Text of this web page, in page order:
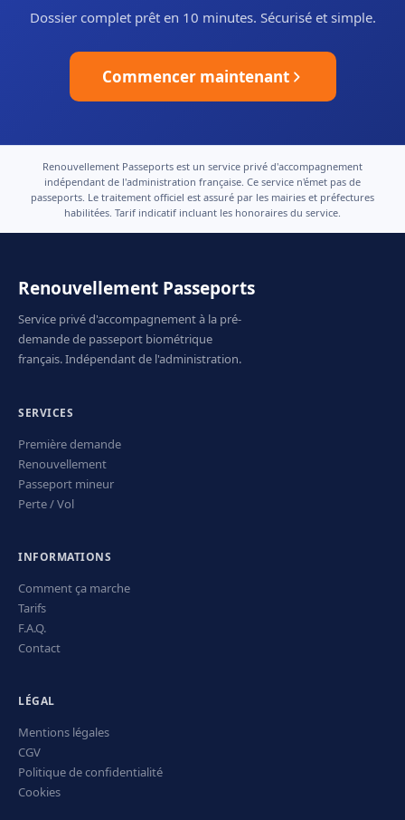
Dossier complet prêt en 10 minutes. Sécurisé et simple.
Commencer maintenant
Renouvellement Passeports est un service privé d'accompagnement
indépendant de l'administration française. Ce service n'émet pas de
passeports. Le traitement officiel est assuré par les mairies et préfectures
habilitées. Tarif indicatif incluant les honoraires du service.
Renouvellement Passeports
Service privé d'accompagnement à la pré-
demande de passeport biométrique
français. Indépendant de l'administration.
SERVICES
Première demande
Renouvellement
Passeport mineur
Perte / Vol
INFORMATIONS
Comment ça marche
Tarifs
F.A.Q.
Contact
LÉGAL
Mentions légales
CGV
Politique de confidentialité
Cookies